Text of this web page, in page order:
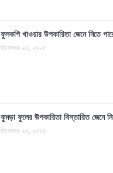
ফুলকপি খাওয়ার উপকারিতা জেনে নিতে
ডিসেম্বর ২৫, ২০২৫
কুমড়া ফুলের উপকারিতা বিস্তারিত জেনে
ডিসেম্বর ২৫, ২০২৫